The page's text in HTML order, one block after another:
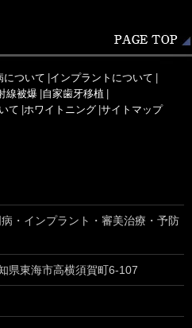
について インプラントについて
線被爆 自家歯牙移植
て ホワイトニング サイトマップ
・インプラント・審美治療・予防
県東海市高横須賀町6-107